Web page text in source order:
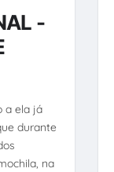
-
a ela já
durante
na